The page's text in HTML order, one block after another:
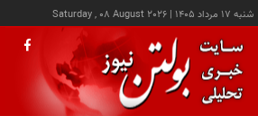
شنبه ۱۷ مرداد ۱۴۰۵ |
Saturday , 08 August 2026